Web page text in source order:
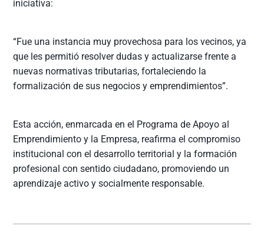
iniciativa:
“Fue una instancia muy provechosa para los vecinos, ya
que les permitió resolver dudas y actualizarse frente a
nuevas normativas tributarias, fortaleciendo la
formalización de sus negocios y emprendimientos”.
Esta acción, enmarcada en el Programa de Apoyo al
Emprendimiento y la Empresa, reafirma el compromiso
institucional con el desarrollo territorial y la formación
profesional con sentido ciudadano, promoviendo un
aprendizaje activo y socialmente responsable.